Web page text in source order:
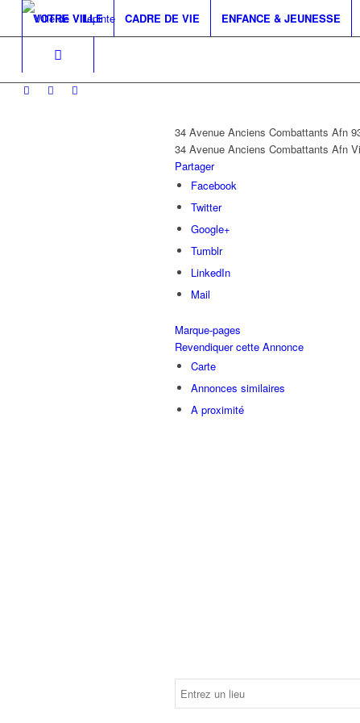
VOTRE VILLE CADRE DE VIE ENFANCE & JEUNESSE
34 Avenue Anciens Combattants Afn
34 Avenue Anciens Combattants Afn
Partager
Facebook
Twitter
Google+
Tumblr
LinkedIn
Mail
Marque-pages
Revendiquer cette Annonce
Carte
Annonces similaires
A proximité